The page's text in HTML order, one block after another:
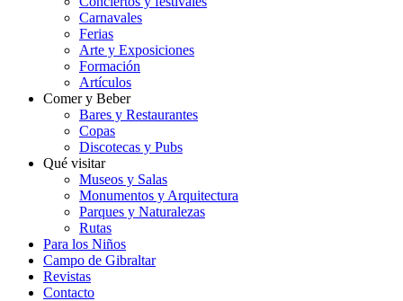
Carnavales
Ferias
Arte y Exposiciones
Formación
Artículos
Comer y Beber
Bares y Restaurantes
Copas
Discotecas y Pubs
Qué visitar
Museos y Salas
Monumentos y Arquitectura
Parques y Naturalezas
Rutas
Para los Niños
Campo de Gibraltar
Revistas
Contacto